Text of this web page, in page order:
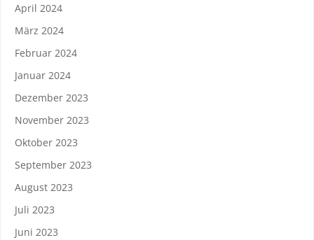
April 2024
März 2024
Februar 2024
Januar 2024
Dezember 2023
November 2023
Oktober 2023
September 2023
August 2023
Juli 2023
Juni 2023